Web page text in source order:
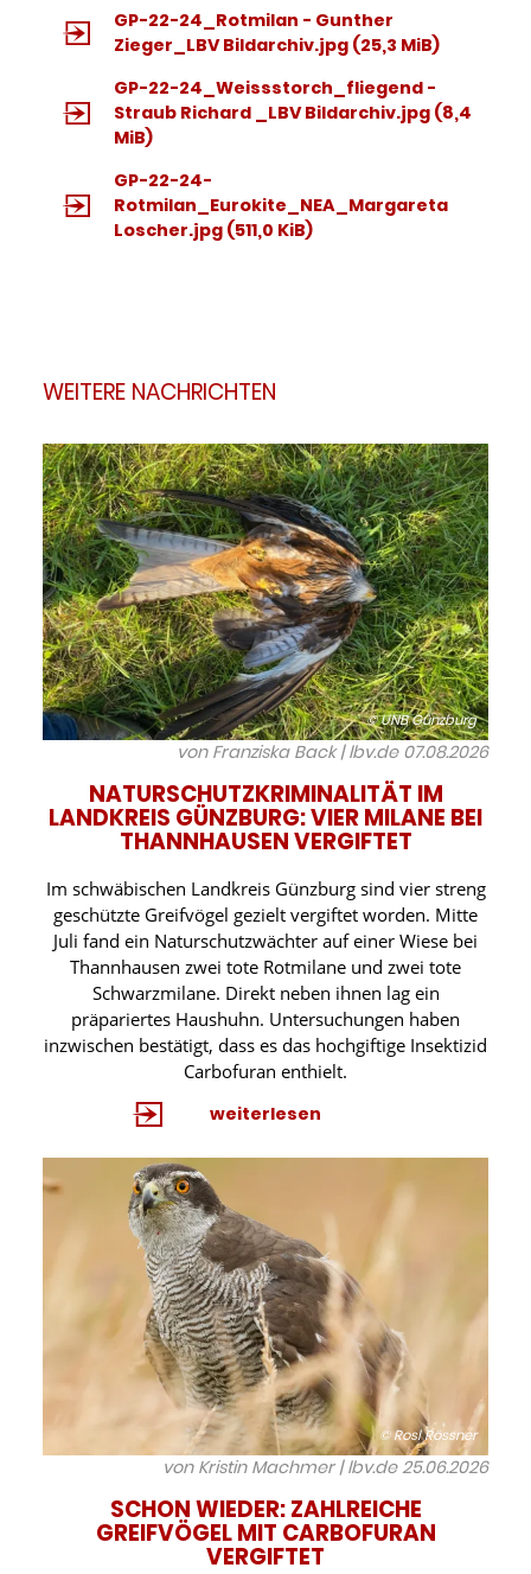
GP-22-24_Rotmilan - Gunther
Zieger_LBV Bildarchiv.jpg (25,3 MiB)
GP-22-24_Weissstorch_fliegend -
Straub Richard _LBV Bildarchiv.jpg (8,4
MiB)
GP-22-24-
Rotmilan_Eurokite_NEA_Margareta
Loscher.jpg (511,0 KiB)
WEITERE NACHRICHTEN
© UNB Günzburg
von Franziska Back | lbv.de 07.08.2026
NATURSCHUTZKRIMINALITÄT IM
LANDKREIS GÜNZBURG: VIER MILANE BEI
THANNHAUSEN VERGIFTET
Im schwäbischen Landkreis Günzburg sind vier streng
geschützte Greifvögel gezielt vergiftet worden. Mitte
Juli fand ein Naturschutzwächter auf einer Wiese bei
Thannhausen zwei tote Rotmilane und zwei tote
Schwarzmilane. Direkt neben ihnen lag ein
präpariertes Haushuhn. Untersuchungen haben
inzwischen bestätigt, dass es das hochgiftige Insektizid
Carbofuran enthielt.
weiterlesen
© Rosl Rössner
von Kristin Machmer | lbv.de25.06.2026
SCHON WIEDER: ZAHLREICHE
GREIFVÖGEL MIT CARBOFURAN
VERGIFTET